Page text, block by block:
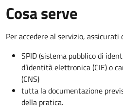
Cosa serve
Per accedere al servizio, assicurati
SPID (sistema pubblico di
d’identità elettronica (CIE) o
(CNS)
tutta la documentazione
della pratica.